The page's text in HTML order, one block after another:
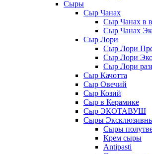
Сыры
Сыр Чанах
Сыр Чанах в
Сыр Чанах
Сыр Лори
Сыр Лори
Сыр Лори
Сыр Лори
Сыр Качотта
Сыр Овечий
Сыр Козий
Сыр в Керамике
Сыр ЭКОТАВУШ
Сыры
Сыры
Крем сыры
Antipasti